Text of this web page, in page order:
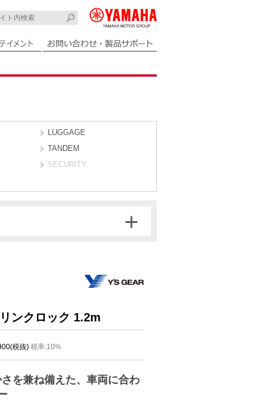
LUGGAGE
TANDEM
SECURITY
ンクロック 1.2m
税抜) 税率:10%
を兼ね備えた、車両に合わ